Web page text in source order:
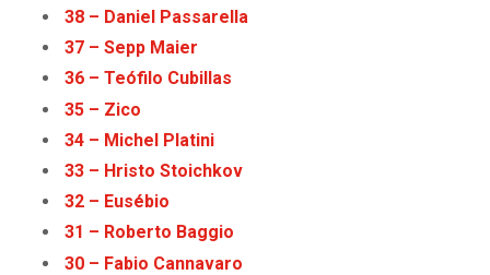
38 – Daniel Passarella
37 – Sepp Maier
36 – Teófilo Cubillas
35 – Zico
34 – Michel Platini
33 – Hristo Stoichkov
32 – Eusébio
31 – Roberto Baggio
30 – Fabio Cannavaro